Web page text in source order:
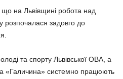
що на Львівщині робота над
розпочалася задовго до
та спорту Львівської ОВА, а
«Галичина» системно працюють